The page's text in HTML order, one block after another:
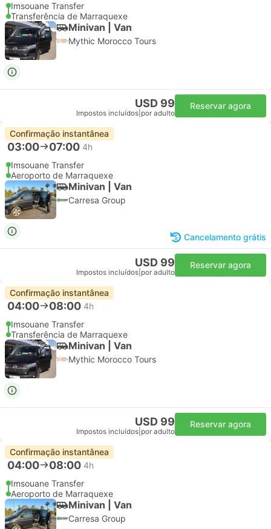
Imsouane Transfer
Transferência de Marraquexe
Minivan | Van
Mythic Morocco Tours
USD 99
Impostos incluídos por adulto
Reservar agora
Confirmação instantânea
03:00 07:00 4h
Imsouane Transfer
Aeroporto de Marraquexe
Minivan | Van
Carresa Group
Cancelamento grátis
USD 99
Impostos incluídos por adulto
Reservar agora
Confirmação instantânea
04:00 08:00 4h
Imsouane Transfer
Transferência de Marraquexe
Minivan | Van
Mythic Morocco Tours
USD 99
Impostos incluídos por adulto
Reservar agora
Confirmação instantânea
04:00 08:00 4h
Imsouane Transfer
Aeroporto de Marraquexe
Minivan | Van
Carresa Group